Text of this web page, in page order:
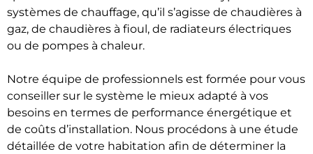
systèmes de chauffage, qu’il s’agisse de chaudières à
gaz, de chaudières à fioul, de radiateurs électriques
ou de pompes à chaleur.
Notre équipe de professionnels est formée pour vous
conseiller sur le système le mieux adapté à vos
besoins en termes de performance énergétique et
de coûts d’installation. Nous procédons à une étude
détaillée de votre habitation afin de déterminer la